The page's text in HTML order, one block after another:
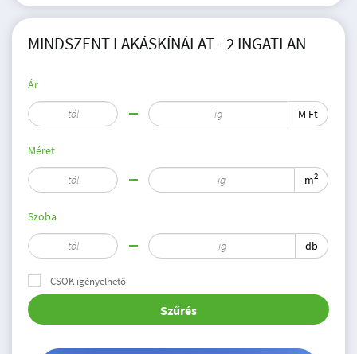
MINDSZENT LAKÁSKÍNÁLAT - 2 INGATLAN
Ár
M Ft
Méret
m2
Szoba
db
CSOK igényelhető
Szűrés